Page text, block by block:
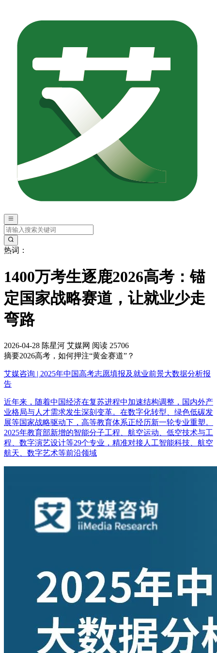
热词：
1400万考生逐鹿2026高考：锚
定国家战略赛道，让就业少走
弯路
2026-04-28 陈星河 艾媒网 阅读 25706
摘要2026高考，如何押注“黄金赛道”？
艾媒咨询 | 2025年中国高考志愿填报及就业前景大数据分析报
告
近年来，随着中国经济在复苏进程中加速结构调整，国内外产
业格局与人才需求发生深刻变革。在数字化转型、绿色低碳发
展等国家战略驱动下，高等教育体系正经历新一轮专业重塑。
2025年教育部新增的智能分子工程、航空运动、低空技术与工
程、数字演艺设计等29个专业，精准对接人工智能科技、航空
航天、数字艺术等前沿领域